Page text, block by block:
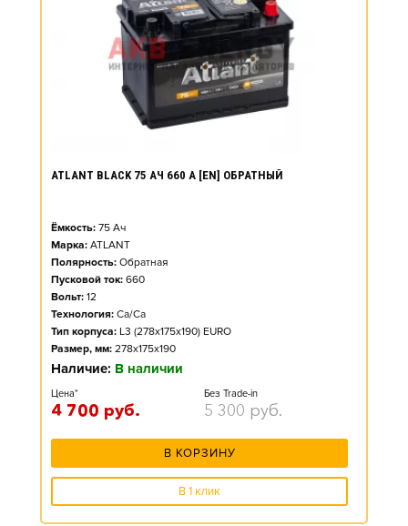
ATLANT BLACK 75 АЧ 660 А [EN] ОБРАТНЫЙ
Ёмкость: 75 Ач
Марка: ATLANT
Полярность: Обратная
Пусковой ток: 660
Вольт: 12
Технология: Ca/Ca
Тип корпуса: L3 (278x175x190) EURO
Размер, мм: 278x175x190
Наличие: В наличии
Цена*
4 700 руб.
Без Trade-in
5 300 руб.
В КОРЗИНУ
В 1 клик